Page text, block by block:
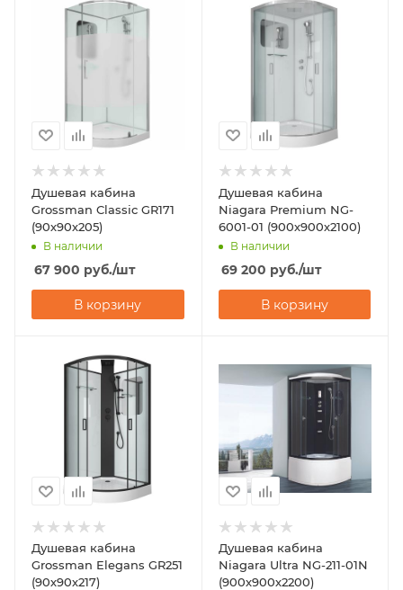
Душевая кабина
Grossman Classic GR171
(90х90х205)
В наличии
67 900 руб./шт
В корзину
Душевая кабина
Niagara Premium NG-
6001-01 (900х900х2100)
В наличии
69 200 руб./шт
В корзину
Душевая кабина
Grossman Elegans GR251
(90х90х217)
Душевая кабина
Niagara Ultra NG-211-01N
(900х900х2200)